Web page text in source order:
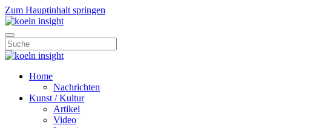
Zum Hauptinhalt springen
Home
Nachrichten
Kunst / Kultur
Artikel
Video